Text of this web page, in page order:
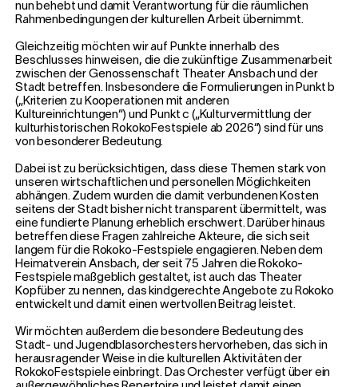
nun behebt und damit Verantwortung für die räumlichen
Rahmenbedingungen der kulturellen Arbeit übernimmt.
Gleichzeitig möchten wir auf Punkte innerhalb des
Beschlusses hinweisen, die die zukünftige Zusammenarbeit
zwischen der Genossenschaft Theater Ansbach und der
Stadt betreffen. Insbesondere die Formulierungen in Punkt b
(„Kriterien zu Kooperationen mit anderen
Kultureinrichtungen“) und Punkt c („Kulturvermittlung der
kulturhistorischen RokokoFestspiele ab 2026“) sind für uns
von besonderer Bedeutung.
Dabei ist zu berücksichtigen, dass diese Themen stark von
unseren wirtschaftlichen und personellen Möglichkeiten
abhängen. Zudem wurden die damit verbundenen Kosten
seitens der Stadt bisher nicht transparent übermittelt, was
eine fundierte Planung erheblich erschwert. Darüber hinaus
betreffen diese Fragen zahlreiche Akteure, die sich seit
langem für die Rokoko-Festspiele engagieren. Neben dem
Heimatverein Ansbach, der seit 75 Jahren die Rokoko-
Festspiele maßgeblich gestaltet, ist auch das Theater
Kopfüber zu nennen, das kindgerechte Angebote zu Rokoko
entwickelt und damit einen wertvollen Beitrag leistet.
Wir möchten außerdem die besondere Bedeutung des
Stadt- und Jugendblasorchesters hervorheben, das sich in
herausragender Weise in die kulturellen Aktivitäten der
RokokoFestspiele einbringt. Das Orchester verfügt über ein